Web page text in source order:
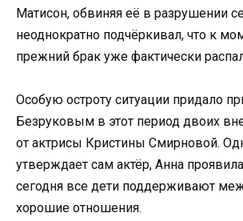
Матисон, обвиняя её в разрушении
неоднократно подчёркивал, что к
прежний брак уже фактически
Особую остроту ситуации придало
Безруковым в этот период двоих
от актрисы Кристины Смирновой.
утверждает сам актёр, Анна
сегодня все дети поддерживают
хорошие отношения.